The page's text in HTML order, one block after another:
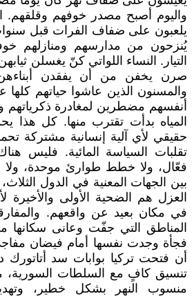
واليوم أصبح مصدر خوفهم وقلقهم.
يلعبون على ضفاف الفرات قبل سنوات
يُنزحون من مدارسهم ومنازلهم
التيار. النساء اللواتي كنّ يغسلن
صرن يخفن من أن يفقدن أبناءهن
والمسنون الذين عاشوا حياتهم
أنفسهم مضطرين لمغادرة ذكرياتهم
المياه بدأت تقترب منها. كل
حقيقي لأي آلية إنسانية مشتركة
تقلبات السياسة المائية. فليس
فعّال، ولا خطط طوارئ موحدة، ولا
بين الجهات المعنية في الدول
العزل هم الضحية الأولى والأخيرة
في مكان بعيد عن واقعهم.
المناطق التي جفّت وعانى
فجأة وجدت نفسها أمام فيضان
أن فتحت تركيا بوابات سد
تنسيق كافٍ مع السلطات السورية،
منسوب النهر بشكل خطير،